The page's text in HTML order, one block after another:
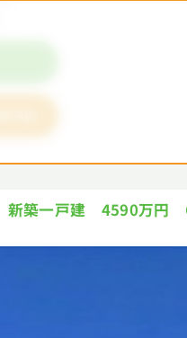
新築一戸建 4590万円